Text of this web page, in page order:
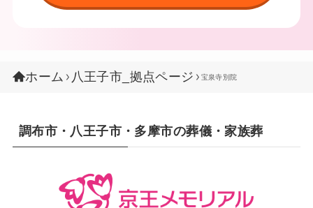
ホーム 八王子市_拠点ページ 宝泉寺別院
調布市・八王子市・多摩市の葬儀・家族葬